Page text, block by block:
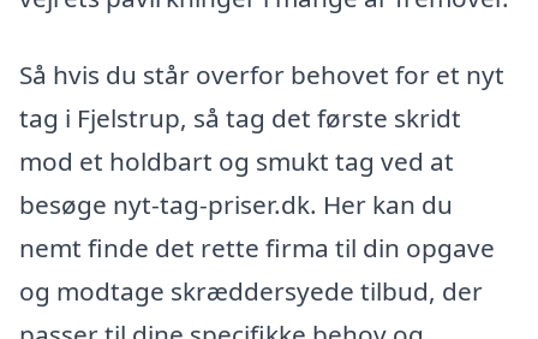
Så hvis du står overfor behovet for et nyt
tag i Fjelstrup, så tag det første skridt
mod et holdbart og smukt tag ved at
besøge nyt-tag-priser.dk. Her kan du
nemt finde det rette firma til din opgave
og modtage skræddersyede tilbud, der